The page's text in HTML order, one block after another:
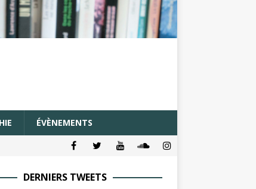
ÉVÈNEMENTS
DERNIERS TWEETS